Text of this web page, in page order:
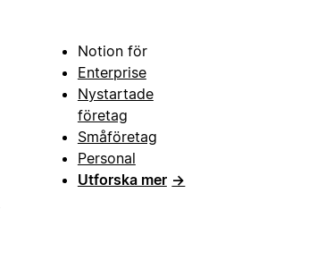
Notion för
Enterprise
Nystartade
företag
Småföretag
Personal
Utforska mer →